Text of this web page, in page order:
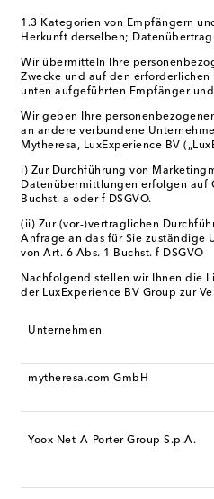
1.3 Kategorien von Empfängern
Herkunft derselben;
Wir übermitteln Ihre
Zwecke und auf den
unten aufgeführten Empfänger
Wir geben Ihre
an andere verbundene
Mytheresa, LuxExperience BV
i) Zur Durchführung von
Datenübermittlungen erfolgen auf
Buchst. a oder f DSGVO.
(ii) Zur (vor-)vertraglichen
Anfrage an das für Sie zuständige
von Art. 6 Abs. 1 Buchst. f DSGVO
Nachfolgend stellen wir Ihnen die
der LuxExperience BV Group zur
Unternehmen
mytheresa.com GmbH
Yoox Net-A-Porter Group S.p.A.